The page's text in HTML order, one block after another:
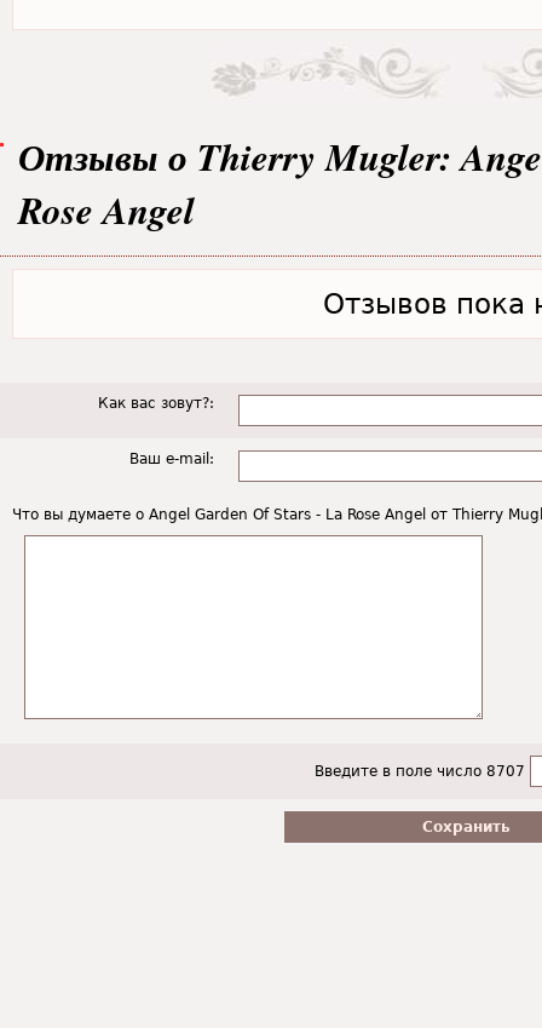
Отзывы о Thierry Mugler:
Rose Angel
Отзывов пока
Как вас зовут?:
Ваш e-mail:
Что вы думаете о Angel Garden Of Stars - La Rose Angel от Thierry
Введите в поле число 8707